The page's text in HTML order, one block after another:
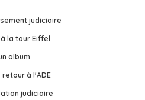
judiciaire
la tour Eiffel
album
retour à l'ADE
judiciaire